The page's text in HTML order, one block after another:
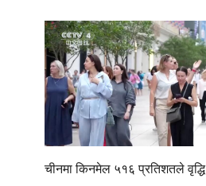
चीनमा किनमेल ५१६ प्रतिशतले वृद्धि